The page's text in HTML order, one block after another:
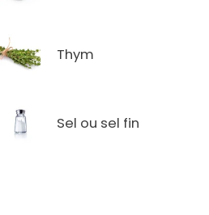
Thym
Sel ou sel fin